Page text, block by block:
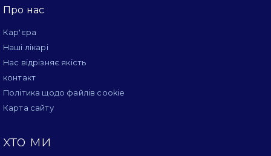
Про нас
Кар'єра
Наші лікарі
Нас відрізняє якість
контакт
Політика щодо файлів cookie
Карта сайту
хто ми